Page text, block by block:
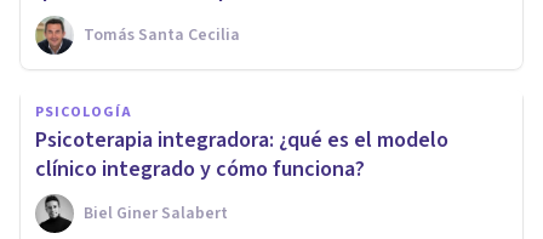
Tomás Santa Cecilia
PSICOLOGÍA
Psicoterapia integradora: ¿qué es el modelo
clínico integrado y cómo funciona?
Biel Giner Salabert